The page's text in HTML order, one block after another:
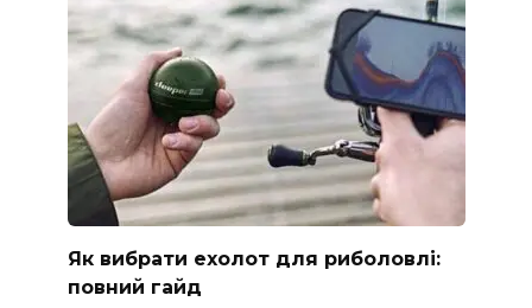
Як вибрати ехолот для риболовлі:
повний гайд